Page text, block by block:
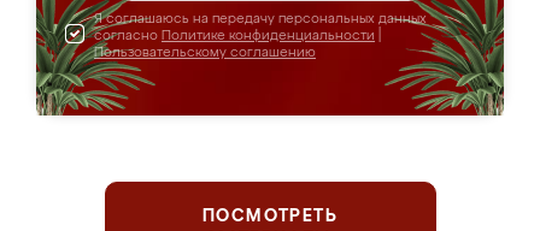
Я соглашаюсь на передачу персональных данных
согласно Политике конфиденциальности
Пользовательскому соглашению
ПОСМОТРЕТЬ